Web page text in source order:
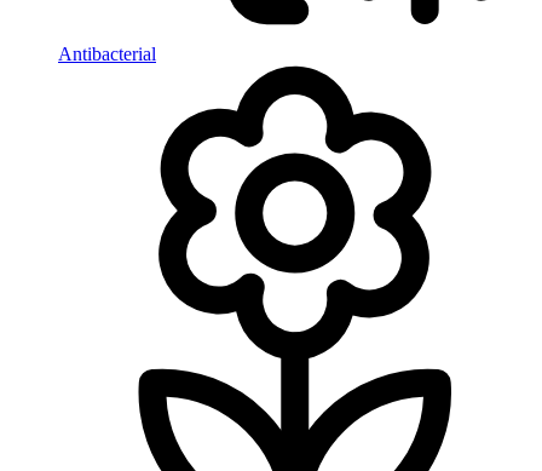
Antibacterial